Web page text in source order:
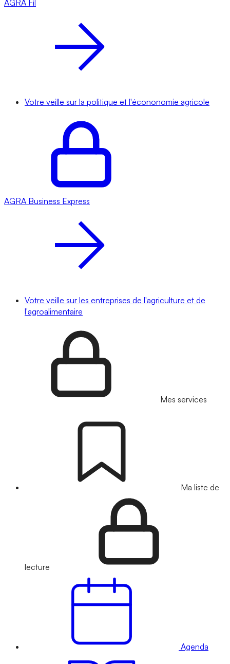
AGRA Fil
Votre veille sur la politique et l'écononomie agricole
AGRA Business Express
Votre veille sur les entreprises de l'agriculture et de
l'agroalimentaire
Mes services
Ma liste de
lecture
Agenda